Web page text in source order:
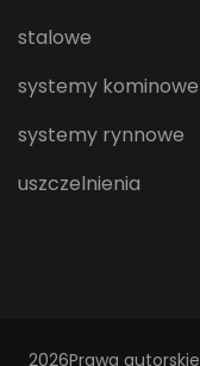
stalowe
systemy kominowe
systemy rynnowe
uszczelnienia
2026Prawa autorskie